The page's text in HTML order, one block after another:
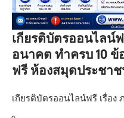
เกียรติบัตรออนไลน์
อนาคต ทำครบ 10 ข้
ฟรี ห้องสมุดประชา
เกียรติบัตรออนไลน์ฟรี เรื่อง